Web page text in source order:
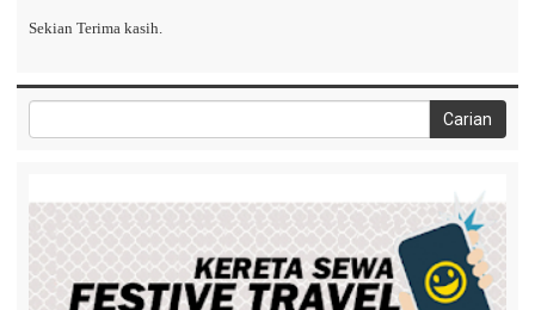
Sekian Terima kasih.